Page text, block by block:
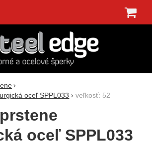
oceľ SPPL033
veľkosť: 52
oceľ SPPL033